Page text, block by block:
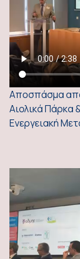
Αποσπάσμα από
Αιολικά Πάρκα
Ενεργειακή